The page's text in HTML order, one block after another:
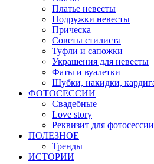
Платье невесты
Подружки невесты
Прическа
Советы стилиста
Туфли и сапожки
Украшения для невесты
Фаты и вуалетки
Шубки, накидки,
ФОТОСЕССИИ
Свадебные
Love story
Реквизит для фотосессии
ПОЛЕЗНОЕ
Тренды
ИСТОРИИ